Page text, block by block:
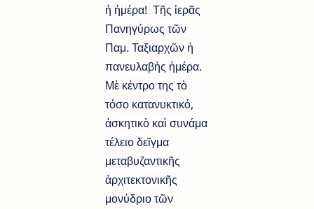
ἡ ἡμέρα! Τῆς ἱερᾶς
Πανηγύρως τῶν
Παμ. Ταξιαρχῶν ἡ
πανευλαβὴς ἡμέρα.
Μὲ κέντρο της τὸ
τόσο κατανυκτικό,
ἀσκητικὸ καὶ συνάμα
τέλειο δεῖγμα
μεταβυζαντικῆς
ἀρχιτεκτονικῆς
μονύδριο τῶν